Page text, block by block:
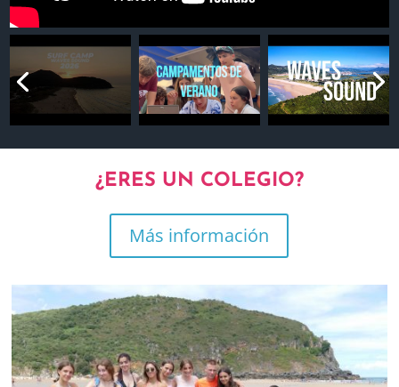
¿ERES UN COLEGIO?
Más información